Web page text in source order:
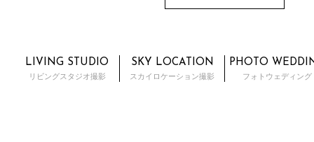
LIVING STUDIO
リビングスタジオ撮影
SKY LOCATION
スカイロケーション撮影
PHOTO
フォトウェディング